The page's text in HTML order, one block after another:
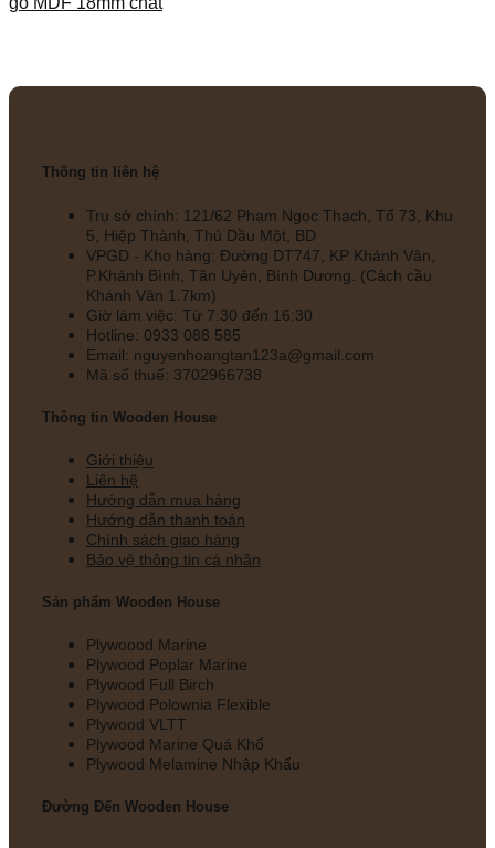
Thông tin liên hệ
Trụ sở chính: 121/62 Phạm Ngọc Thạch, Tổ 73, Khu
5, Hiệp Thành, Thủ Dầu Một, BD
VPGD - Kho hàng: Đường DT747, KP Khánh Vân,
P.Khánh Bình, Tân Uyên, Bình Dương. (Cách cầu
Khánh Vân 1.7km)
Giờ làm việc: Từ 7:30 đến 16:30
Hotline: 0933 088 585
Email: nguyenhoangtan123a@gmail.com
Mã số thuế: 3702966738
Thông tin Wooden House
Giới thiệu
Liên hệ
Hướng dẫn mua hàng
Hướng dẫn thanh toán
Chính sách giao hàng
Bảo vệ thông tin cá nhân
Sản phẩm Wooden House
Plywoood Marine
Plywood Poplar Marine
Plywood Full Birch
Plywood Polownia Flexible
Plywood VLTT
Plywood Marine Quá Khổ
Plywood Melamine Nhập Khẩu
Đường Đến Wooden House